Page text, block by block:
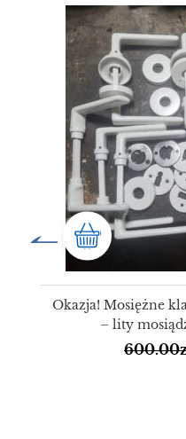
Okazja! Mosiężne
– lity
600.00